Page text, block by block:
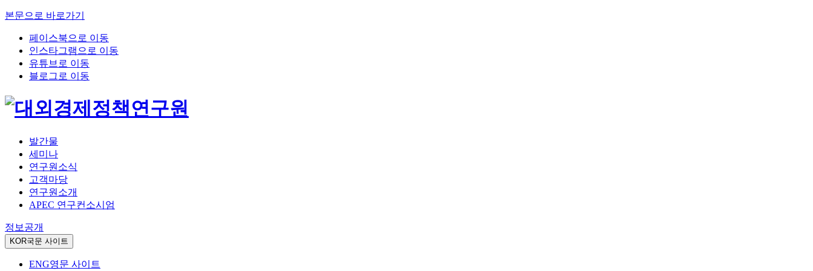
본문으로 바로가기
페이스북으로 이동
인스타그램으로 이동
유튜브로 이동
블로그로 이동
발간물
세미나
연구원소식
고객마당
연구원소개
APEC 연구컨소시엄
정보공개
KOR국문 사이트
ENG영문 사이트